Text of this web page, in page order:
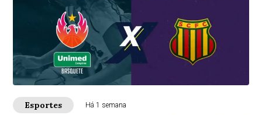
Esportes Há 1 semana